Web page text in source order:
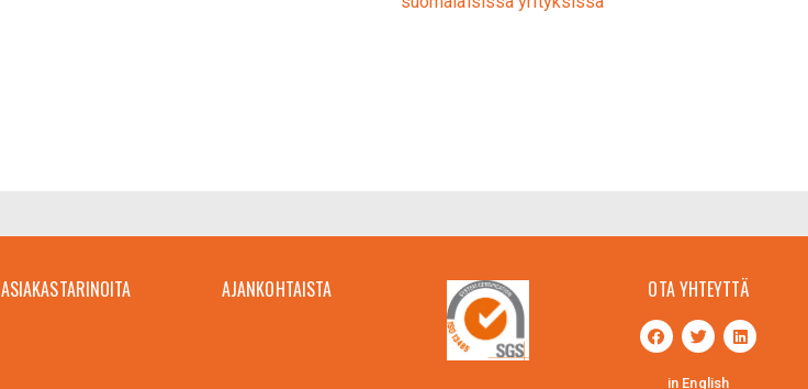
ASIAKASTARINOITA AJANKOHTAISTA OTA YHTEYTTÄ
in English